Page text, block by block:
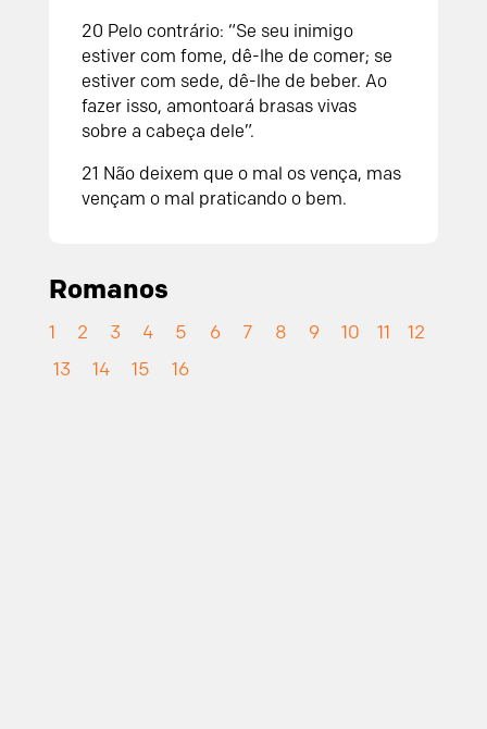
20 Pelo contrário: “Se seu inimigo
estiver com fome, dê-lhe de comer; se
estiver com sede, dê-lhe de beber. Ao
fazer isso, amontoará brasas vivas
sobre a cabeça dele”.
21 Não deixem que o mal os vença, mas
vençam o mal praticando o bem.
Romanos
1 2 3 4 5 6 7 8 9 10 11
12
13
14 15 16